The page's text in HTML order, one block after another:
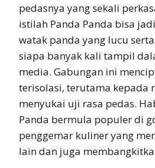
pedasnya yang sekali
istilah Panda Panda bisa
watak panda yang lucu
siapa banyak kali tampil
media. Gabungan ini
terisolasi, terutama kepada
menyukai uji rasa pedas.
Panda bermula populer di
penggemar kuliner yang
lain dan juga